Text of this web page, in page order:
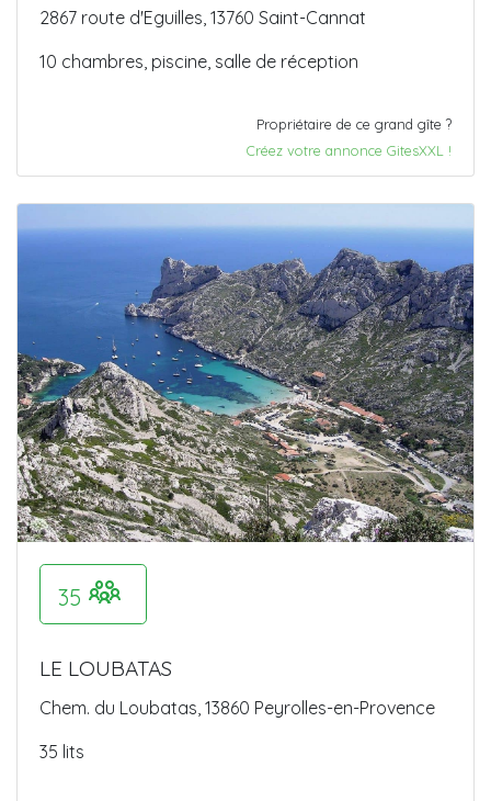
2867 route d'Eguilles, 13760 Saint-Cannat
10 chambres, piscine, salle de réception
Propriétaire de ce grand gîte ?
Créez votre annonce GitesXXL !
35
LE LOUBATAS
Chem. du Loubatas, 13860 Peyrolles-en-Provence
35 lits